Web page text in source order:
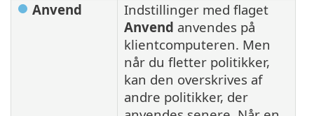
Anvend
Indstillinger med flaget
Anvend anvendes på
klientcomputeren. Men
når du fletter politikker,
kan den overskrives af
andre politikker, der